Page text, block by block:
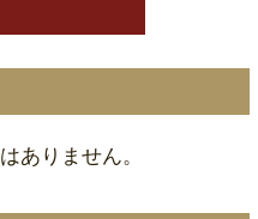
ありません。